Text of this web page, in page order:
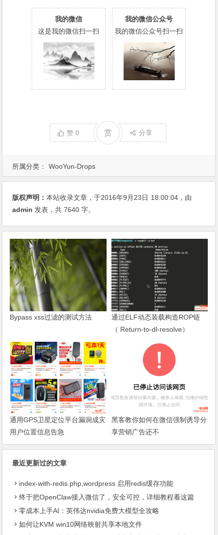
所属分类： WooYun-Drops
我的微信
这是我的微信扫一扫
我的微信公众号
我的微信公众号扫一扫
赞0 赏 分享
版权声明：本站收录文章，于2016年9月23日 18:00:04 ，由
admin 发表，共 7640 字。
Bypass xss过滤的测试方法
通过ELF动态装载构造ROP链
（ Return-to-dl-resolve）
通用GPS卫星定位平台漏洞成灾
用户位置信息告急
黑客教你如何在微信强制诱导分
享营销广告还不
最近更新过的文章
index-with-redis.php,wordpress 启用redis缓存功能
终于把OpenClaw接入微信了，安全可控，详细教程看这篇
零成本上手AI：英伟达nvidia免费大模型全攻略
如何让KVM win10网络映射共享本地文件